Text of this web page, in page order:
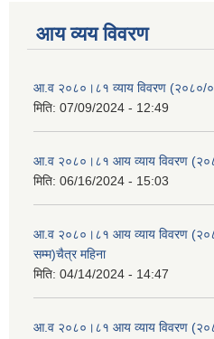
आय व्यय विवरण
आ.व २०८०।८१ व्याय विवरण (२०८०/
मिति: 07/09/2024 - 12:49
आ.व २०८०।८१ आय व्याय विवरण
मिति: 06/16/2024 - 15:03
आ.व २०८०।८१ आय व्याय विवरण
सम्म)चैत्र महिना
मिति: 04/14/2024 - 14:47
आ.व २०८०।८१ आय व्याय विवरण